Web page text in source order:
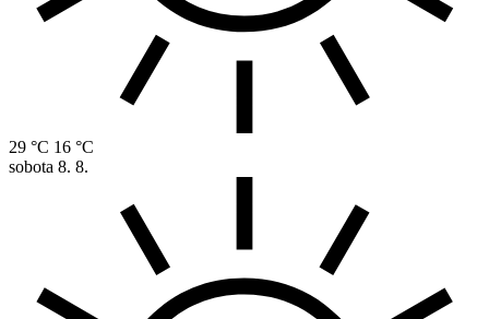
29 °C 16 °C
sobota 8. 8.